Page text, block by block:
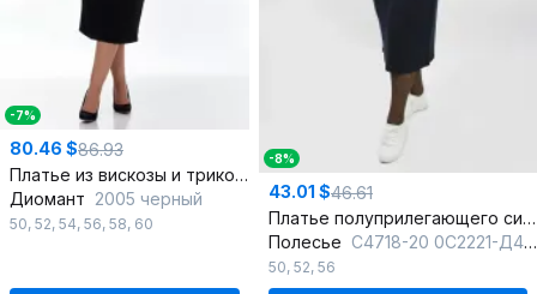
-7%
80.46 $86.93
Платье из вискозы и трикотажа с разрезом и без пояса
Диомант 2005 черный
50, 52, 54, 56, 58, 60
-8%
43.01 $46.61
Платье полуприлегающего силуэта из трикотажа с декором
Полесье С4718-20 0С2221-Д43 164 м.синий
50, 52, 56